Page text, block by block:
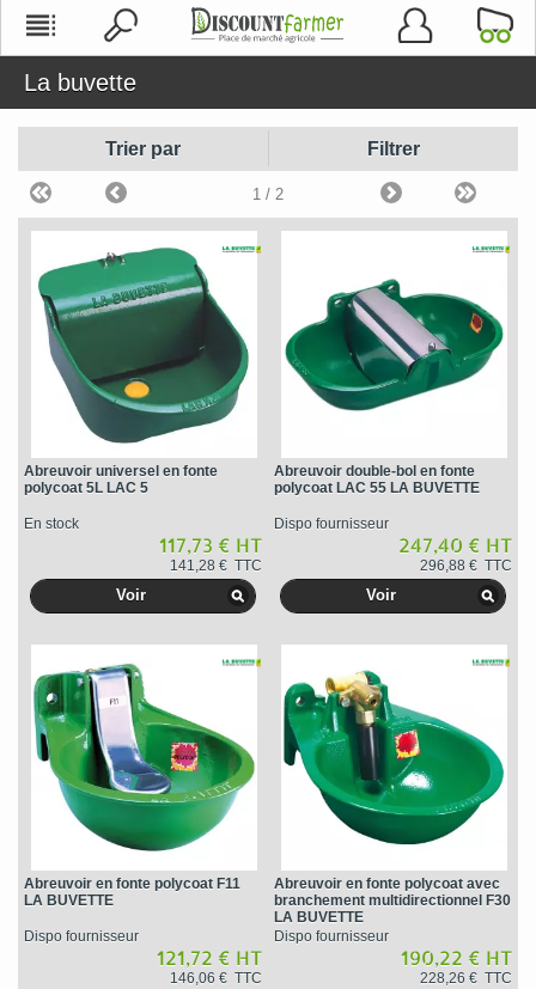
La buvette
Trier par Filtrer
1/ 2
Abreuvoir universel en fonte
polycoat 5L LAC 5
En stock
117,73 € HT
141,28 € TTC
Voir
Abreuvoir double-bol en fonte
polycoat LAC 55 LA BUVETTE
Dispo fournisseur
247,40 € HT
296,88 € TTC
Voir
Abreuvoir en fonte polycoat F11
LA BUVETTE
Dispo fournisseur
121,72 € HT
146,06 € TTC
Abreuvoir en fonte polycoat avec
branchement multidirectionnel F30
LA BUVETTE
Dispo fournisseur
190,22 € HT
228,26 € TTC